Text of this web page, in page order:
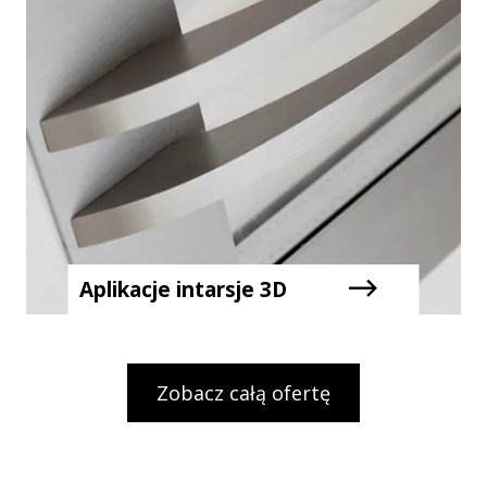
Aplikacje intarsje 3D
Zobacz całą ofertę